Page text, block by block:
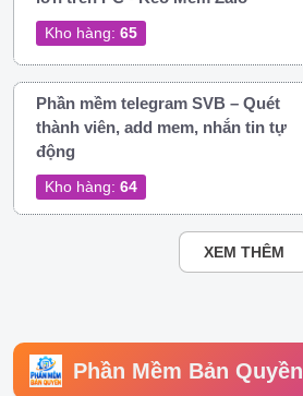
Kho hàng: 65
Phần mềm telegram SVB – Quét
thành viên, add mem, nhắn tin tự
động
Kho hàng: 64
XEM THÊM
Phần Mềm Bản Quyền